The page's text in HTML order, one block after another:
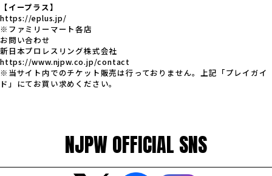
【イープラス】
https://eplus.jp/
※ファミリーマート各店
お問い合わせ
新日本プロレスリング株式会社
https://www.njpw.co.jp/contact
※当サイト内でのチケット販売は行っておりません。上記「プレイガイ
ド」にてお買い求めください。
NJPW OFFICIAL SNS